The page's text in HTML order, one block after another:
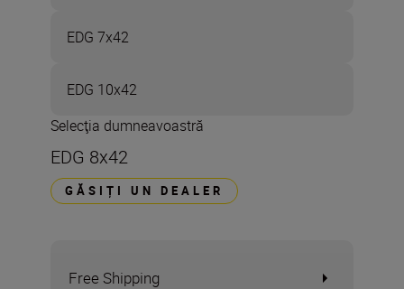
EDG 7x42
EDG 10x42
Selecţia dumneavoastră
EDG 8x42
GĂSIȚI UN DEALER
Free Shipping